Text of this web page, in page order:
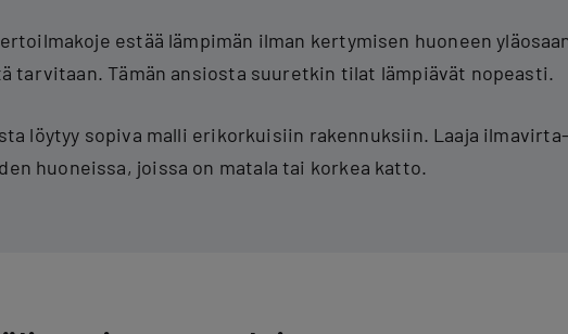
estää lämpimän ilman kertymisen huoneen
tarvitaan. Tämän ansiosta suuretkin tilat lämpiävät nopeasti.
löytyy sopiva malli erikorkuisiin rakennuksiin. Laaja
huoneissa, joissa on matala tai korkea katto.